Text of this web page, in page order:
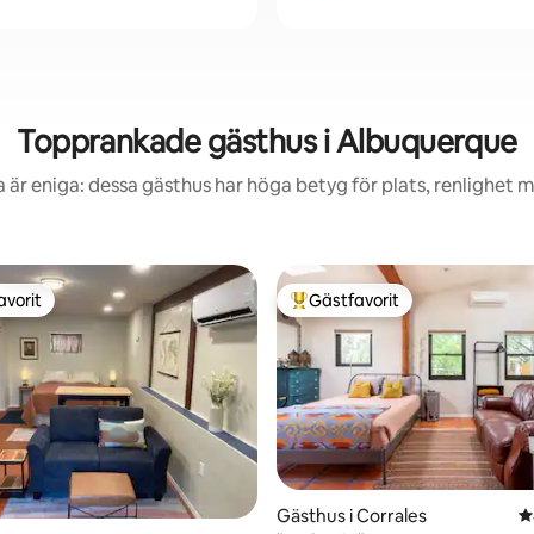
Topprankade gästhus i Albuquerque
är eniga: dessa gästhus har höga betyg för plats, renlighet
betyg, 151 omdömen
Populär gästfavorit
Gästfavorit
Gästhus i Corrales